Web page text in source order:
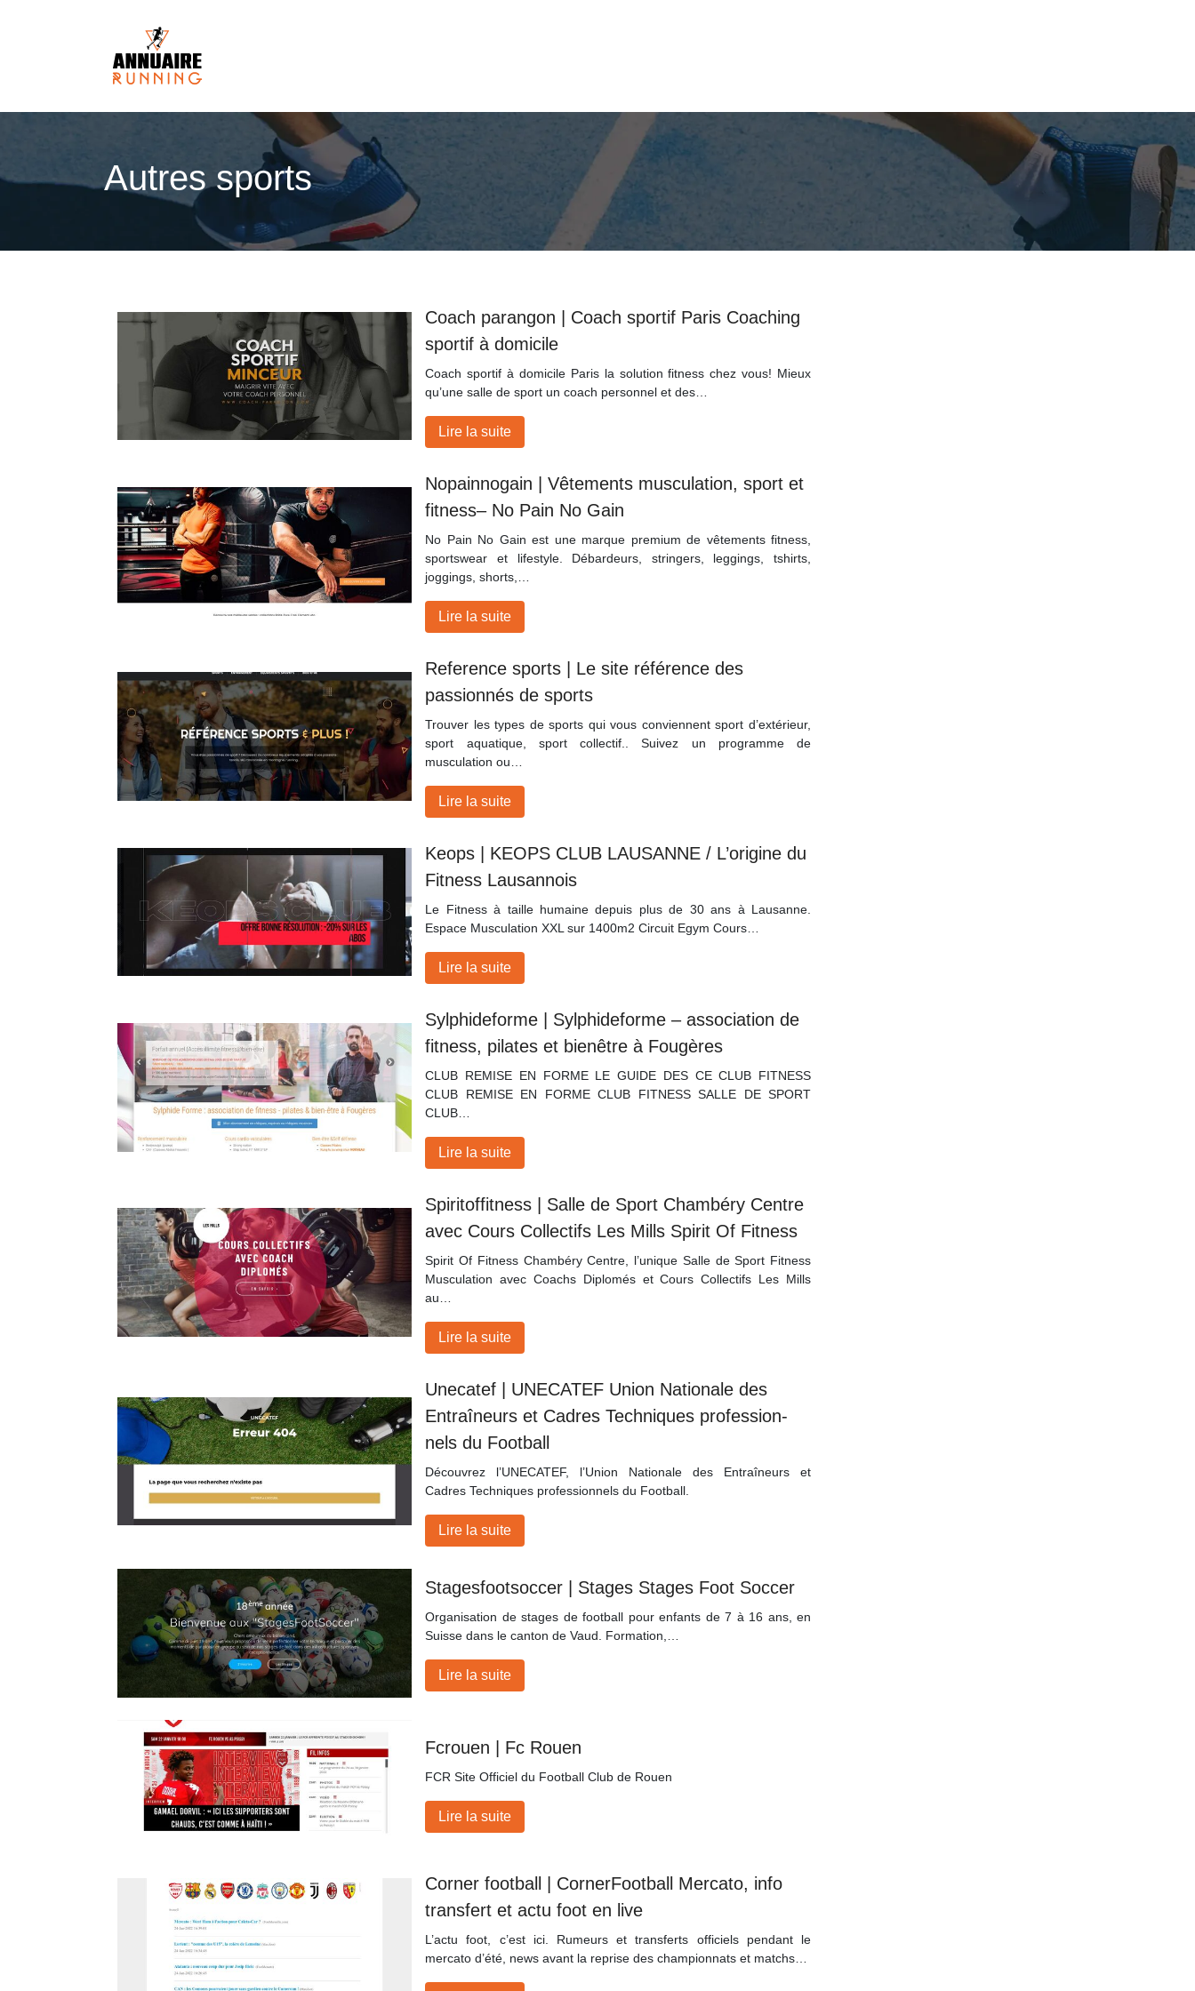
Autres sports
Coach parangon | Coach sportif Paris Coaching
sportif à domicile
Coach sportif à domicile Paris la solution fitness chez vous! Mieux
qu’une salle de sport un coach personnel et des…
Lire la suite
Nopain­no­gain | Vêtements musculation, sport et
fitness– No Pain No Gain
No Pain No Gain est une marque premium de vêtements fitness,
sportswear et lifestyle. Débardeurs, stringers, leggings, tshirts,
joggings, shorts,…
Lire la suite
Reference sports | Le site référence des
passionnés de sports
Trouver les types de sports qui vous conviennent sport d’extérieur,
sport aquatique, sport collectif.. Suivez un programme de
musculation ou…
Lire la suite
Keops | KEOPS CLUB LAUSANNE / L’origine du
Fitness Lausannois
Le Fitness à taille humaine depuis plus de 30 ans à Lausanne.
Espace Musculation XXL sur 1400m2 Circuit Egym Cours…
Lire la suite
Sylphi­defor­me | Sylphi­defor­me – association de
fitness, pilates et bienêtre à Fougères
CLUB REMISE EN FORME LE GUIDE DES CE CLUB FITNESS
CLUB REMISE EN FORME CLUB FITNESS SALLE DE SPORT
CLUB…
Lire la suite
Spiritoffit­ness | Salle de Sport Chambéry Centre
avec Cours Collectifs Les Mills Spirit Of Fitness
Spirit Of Fitness Chambéry Centre, l’unique Salle de Sport Fitness
Musculation avec Coachs Diplomés et Cours Collectifs Les Mills
au…
Lire la suite
Unecatef | UNECATEF Union Nationale des
Entraîneurs et Cadres Techniques profes­sion­
nels du Football
Découvrez l’UNECATEF, l’Union Nationale des Entraîneurs et
Cadres Techniques professionnels du Football.
Lire la suite
Sta­gesfoot­soccer | Stages Stages Foot Soccer
Organisation de stages de football pour enfants de 7 à 16 ans, en
Suisse dans le canton de Vaud. Formation,…
Lire la suite
Fcrouen | Fc Rouen
FCR Site Officiel du Football Club de Rouen
Lire la suite
Corner football | CornerFootball Mercato, info
transfert et actu foot en live
L’actu foot, c’est ici. Rumeurs et transferts officiels pendant le
mercato d’été, news avant la reprise des championnats et matchs…